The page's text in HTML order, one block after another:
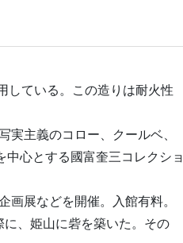
している。この造りは耐火性
主義のコロー、クールベ、
心とする國富奎三コレクショ
展などを開催。入館有料。
、姫山に砦を築いた。その